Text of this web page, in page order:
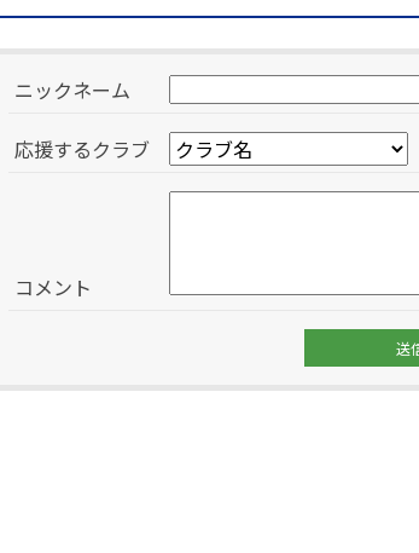
ニックネーム
応援するクラブ
コメント